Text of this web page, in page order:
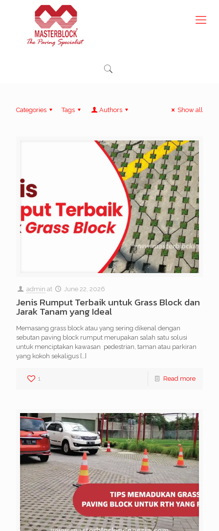
Categories Tags Authors Show all
admin at June 22, 2026
Jenis Rumput Terbaik untuk Grass Block dan
Jarak Tanam yang Ideal
Memasang grass block atau yang sering dikenal dengan
sebutan paving block rumput merupakan salah satu solusi
untuk menciptakan kawasan pedestrian, taman atau parkiran
yang kokoh sekaligus […]
1 Read more